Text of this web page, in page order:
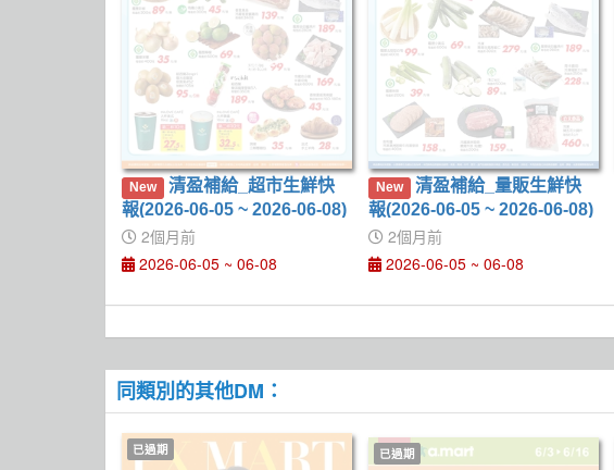
New
報(2026-06-05 ~ 2026-06-08)
2個月前
2026-06-05 ~ 06-08
New
報(2026-06-05 ~ 2026-06-08)
2個月前
2026-06-05 ~ 06-08
同類別的其他DM：
已過期 已過期